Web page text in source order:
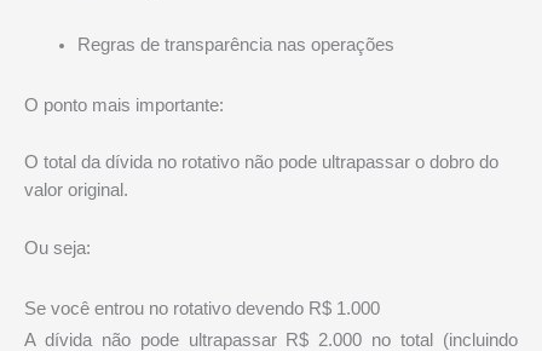
Regras de transparência nas operações
O ponto mais importante:
O total da dívida no rotativo não pode ultrapassar o dobro do
valor original.
Ou seja:
Se você entrou no rotativo devendo R$ 1.000
A dívida não pode ultrapassar R$ 2.000 no total (incluindo